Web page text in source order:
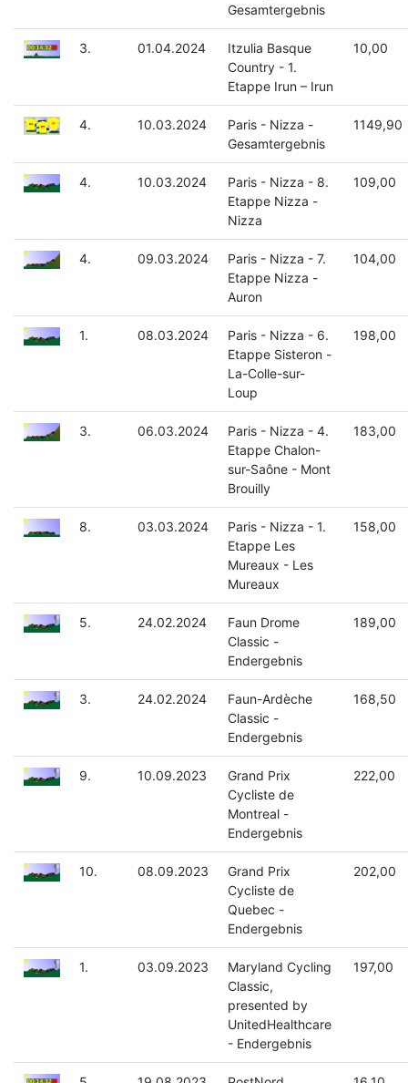
Gesamtergebnis
3. 01.04.2024
Itzulia Basque
Country - 1.
Etappe Irun – Irun
10,00
4. 10.03.2024
Paris - Nizza -
Gesamtergebnis
1149,90
4. 10.03.2024
Paris - Nizza - 8.
Etappe Nizza -
Nizza
109,00
4. 09.03.2024
Paris - Nizza - 7.
Etappe Nizza -
Auron
104,00
1. 08.03.2024
Paris - Nizza - 6.
Etappe Sisteron -
La-Colle-sur-
Loup
198,00
3. 06.03.2024
Paris - Nizza - 4.
Etappe Chalon-
sur-Saône - Mont
Brouilly
183,00
8. 03.03.2024
Paris - Nizza - 1.
Etappe Les
Mureaux - Les
Mureaux
158,00
5. 24.02.2024
Faun Drome
Classic -
Endergebnis
189,00
3. 24.02.2024
Faun-Ardèche
Classic -
Endergebnis
168,50
9. 10.09.2023
Grand Prix
Cycliste de
Montreal -
Endergebnis
222,00
10. 08.09.2023
Grand Prix
Cycliste de
Quebec -
Endergebnis
202,00
1. 03.09.2023
Maryland Cycling
Classic,
presented by
UnitedHealthcare
- Endergebnis
197,00